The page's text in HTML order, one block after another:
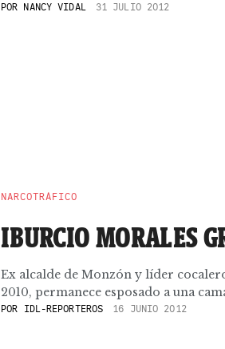
POR NANCY VIDAL 31 JULIO 2012
NARCOTRÁFICO
IBURCIO MORALES
Ex alcalde de Monzón y líder
2010, permanece esposado a una
POR IDL-REPORTEROS 16 JUNIO 2012